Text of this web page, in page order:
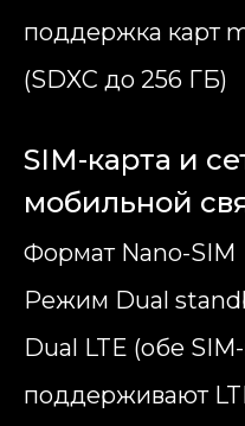
поддержка карт
(SDXC до 256 ГБ)
SIM-карта и
мобильной
Формат Nano-SIM
Режим Dual
Dual LTE (обе
поддерживают